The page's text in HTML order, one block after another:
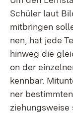
Schü­ler laut
mit­brin­gen
nen, hat je­de
hin­weg die
on der
kenn­bar.
ner